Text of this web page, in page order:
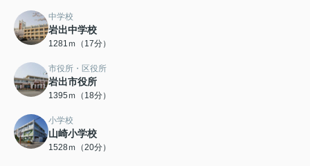
中学校
岩出中学校
1281ｍ（17分）
市役所・区役所
岩出市役所
1395ｍ（18分）
小学校
山崎小学校
1528ｍ（20分）